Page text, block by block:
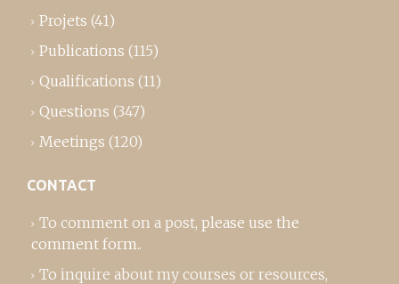
Projets (41)
Publications (115)
Qualifications (11)
Questions (347)
Meetings (120)
CONTACT
To comment on a post, please use the
comment form..
To inquire about my courses or resources,